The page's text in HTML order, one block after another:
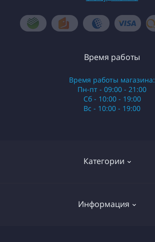
Категории
Информация
Время работы
Время работы магазина:
Пн-пт - 09:00 - 21:00
Сб - 10:00 - 19:00
Вс - 10:00 - 19:00